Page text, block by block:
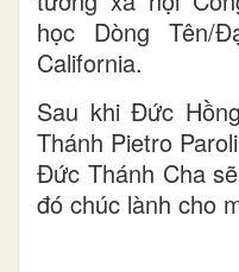
học Dòng Tên/
California.
Sau khi Đức
Thánh Pietro
Đức Thánh Cha
đó chúc lành cho